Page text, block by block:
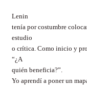
Lenin
tenía por costumbre
estudio
o crítica. Como inicio y
“¿A
quién beneficia?”.
Yo aprendí a poner un